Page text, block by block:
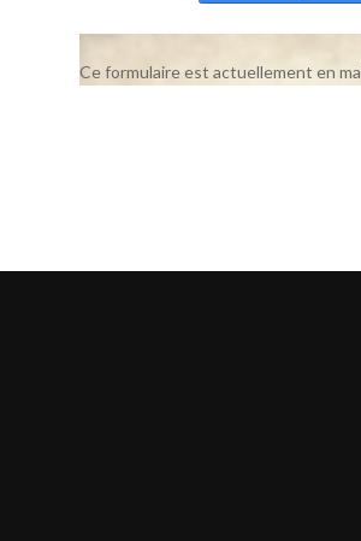
Ce formulaire est actuellement en